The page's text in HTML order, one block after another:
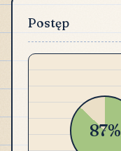
Postęp
87%